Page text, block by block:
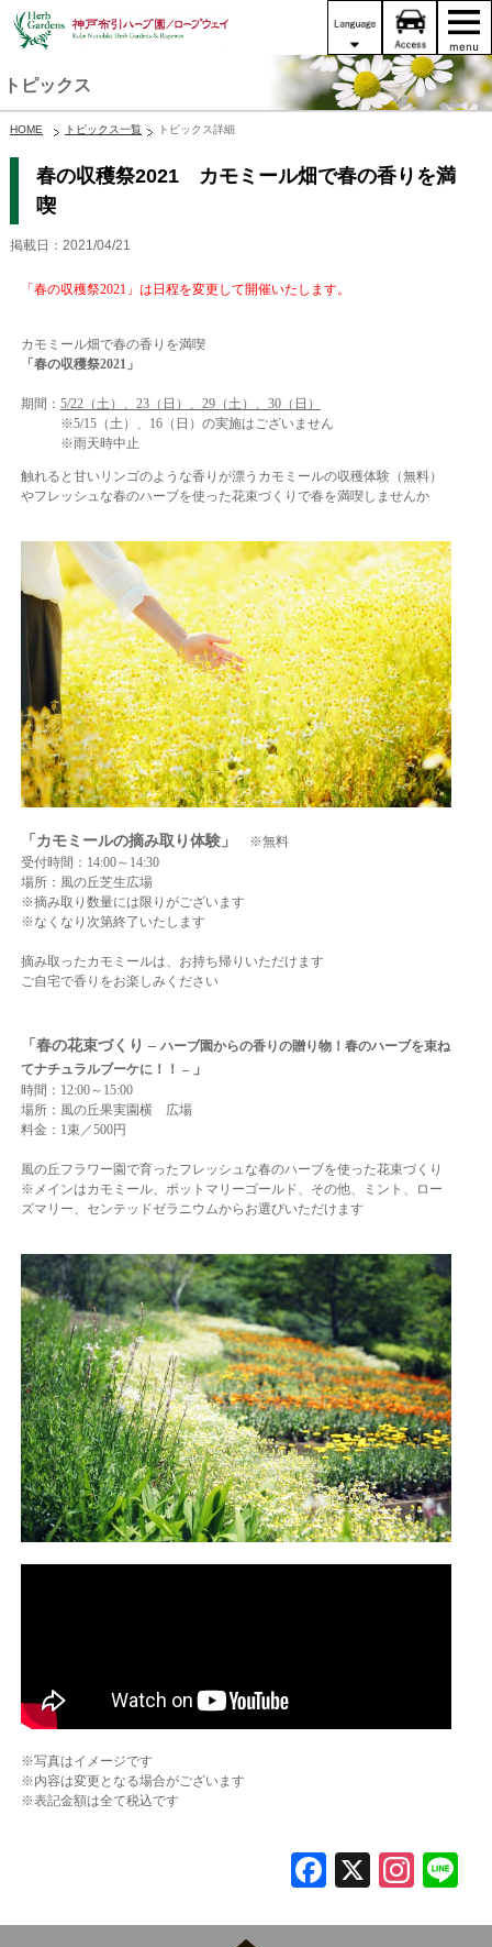
トピックス
HOME トピックス一覧 トピックス詳細
春の収穫祭2021 カモミール畑で春の香りを満
喫
掲載日：2021/04/21
「春の収穫祭2021」は日程を変更して開催いたします。
カモミール畑で春の香りを満喫
「春の収穫祭2021」
期間： 5/22（土）、23（日）、29（土）、30（日）
※5/15（土）、16（日）の実施はございません
※雨天時中止
触れると甘いリンゴのような香りが漂うカモミールの収穫体験（無料）
やフレッシュな春のハーブを使った花束づくりで春を満喫しませんか
「カモミールの摘み取り体験」
※無料
受付時間：14:00～14:30
場所：風の丘芝生広場
※摘み取り数量には限りがございます
※なくなり次第終了いたします
摘み取ったカモミールは、お持ち帰りいただけます
ご自宅で香りをお楽しみください
「春の花束づくり – ハーブ園からの香りの贈り物！春のハーブを束ね
てナチュラルブーケに！！ – 」
時間：12:00～15:00
場所：風の丘果実園横 広場
料金：1束／500円
風の丘フラワー園で育ったフレッシュな春のハーブを使った花束づくり
※メインはカモミール、ポットマリーゴールド、その他、ミント、ロー
ズマリー、センテッドゼラニウムからお選びいただけます
※写真はイメージです
※内容は変更となる場合がございます
※表記金額は全て税込です
F X In